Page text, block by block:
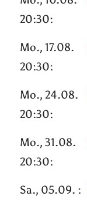
20:30:
Mo., 17.08.
20:30:
Mo., 24.08.
20:30:
Mo., 31.08.
20:30:
Sa., 05.09. :